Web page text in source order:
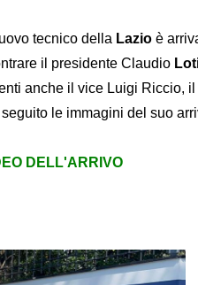
tecnico della Lazio è
il presidente Claudio
anche il vice Luigi Riccio,
le immagini del suo
DELL'ARRIVO